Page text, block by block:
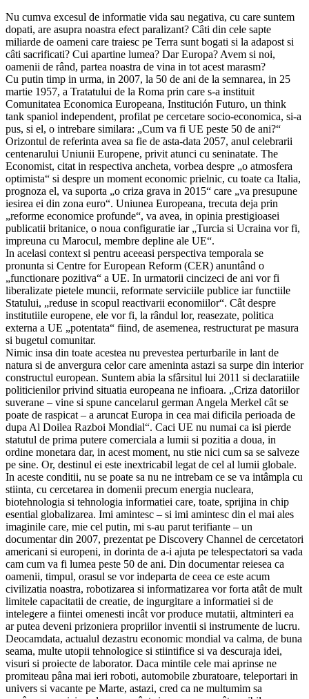
Nu cumva excesul de informatie vida sau negativa, cu care suntem
dopati, are asupra noastra efect paralizant? Câti din cele sapte
miliarde de oameni care traiesc pe Terra sunt bogati si la adapost si
câti sacrificati? Cui apartine lumea? Dar Europa? Avem si noi,
oamenii de rând, partea noastra de vina in tot acest marasm?
Cu putin timp in urma, in 2007, la 50 de ani de la semnarea, in 25
martie 1957, a Tratatului de la Roma prin care s-a instituit
Comunitatea Economica Europeana, Institución Futuro, un think
tank spaniol independent, profilat pe cercetare socio-economica, si-a
pus, si el, o intrebare similara: „Cum va fi UE peste 50 de ani?“
Orizontul de referinta avea sa fie de asta-data 2057, anul celebrarii
centenarului Uniunii Europene, privit atunci cu seninatate. The
Economist, citat in respectiva ancheta, vorbea despre „o atmosfera
optimista“ si despre un moment economic prielnic, cu toate ca Italia,
prognoza el, va suporta „o criza grava in 2015“ care „va presupune
iesirea ei din zona euro“. Uniunea Europeana, trecuta deja prin
„reforme economice profunde“, va avea, in opinia prestigioasei
publicatii britanice, o noua configuratie iar „Turcia si Ucraina vor fi,
impreuna cu Marocul, membre depline ale UE“.
In acelasi context si pentru aceeasi perspectiva temporala se
pronunta si Centre for European Reform (CER) anuntând o
„functionare pozitiva“ a UE. In urmatorii cincizeci de ani vor fi
liberalizate pietele muncii, reformate serviciile publice iar functiile
Statului, „reduse in scopul reactivarii economiilor“. Cât despre
institutiile europene, ele vor fi, la rândul lor, reasezate, politica
externa a UE „potentata“ fiind, de asemenea, restructurat pe masura
si bugetul comunitar.
Nimic insa din toate acestea nu prevestea perturbarile in lant de
natura si de anvergura celor care ameninta astazi sa surpe din interior
constructul european. Suntem abia la sfârsitul lui 2011 si declaratiile
politicienilor privind situatia europeana ne infioara. „Criza datoriilor
suverane – vine si spune cancelarul german Angela Merkel cât se
poate de raspicat – a aruncat Europa in cea mai dificila perioada de
dupa Al Doilea Razboi Mondial“. Caci UE nu numai ca isi pierde
statutul de prima putere comerciala a lumii si pozitia a doua, in
ordine monetara dar, in acest moment, nu stie nici cum sa se salveze
pe sine. Or, destinul ei este inextricabil legat de cel al lumii globale.
In aceste conditii, nu se poate sa nu ne intrebam ce se va intâmpla cu
stiinta, cu cercetarea in domenii precum energia nucleara,
biotehnologia si tehnologia informatiei care, toate, sprijina in chip
esential globalizarea. Imi amintesc – si imi amintesc din el mai ales
imaginile care, mie cel putin, mi s-au parut terifiante – un
documentar din 2007, prezentat pe Discovery Channel de cercetatori
americani si europeni, in dorinta de a-i ajuta pe telespectatori sa vada
cam cum va fi lumea peste 50 de ani. Din documentar reiesea ca
oamenii, timpul, orasul se vor indeparta de ceea ce este acum
civilizatia noastra, robotizarea si informatizarea vor forta atât de mult
limitele capacitatii de creatie, de ingurgitare a informatiei si de
intelegere a fiintei omenesti incât vor produce mutatii, altminteri ea
ar putea deveni prizoniera propriilor inventii si instrumente de lucru.
Deocamdata, actualul dezastru economic mondial va calma, de buna
seama, multe utopii tehnologice si stiintifice si va descuraja idei,
visuri si proiecte de laborator. Daca mintile cele mai aprinse ne
promiteau pâna mai ieri roboti, automobile zburatoare, teleportari in
univers si vacante pe Marte, astazi, cred ca ne multumim sa